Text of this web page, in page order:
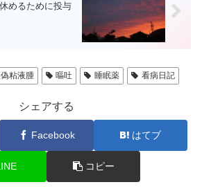
めるために投与
粘液腫 嘔吐 睡眠薬 看病日記
シェアする
Facebook はてブ
コピー